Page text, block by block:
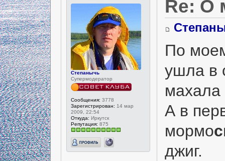
Степанычь
Супермодератор
Сообщения: 3778
Зарегистрирован: 14 мар
2009, 22:54
Откуда: Иркутск
Репутация: 875
Re: О
По
ушла в
махала
А в
мормо
джиг.